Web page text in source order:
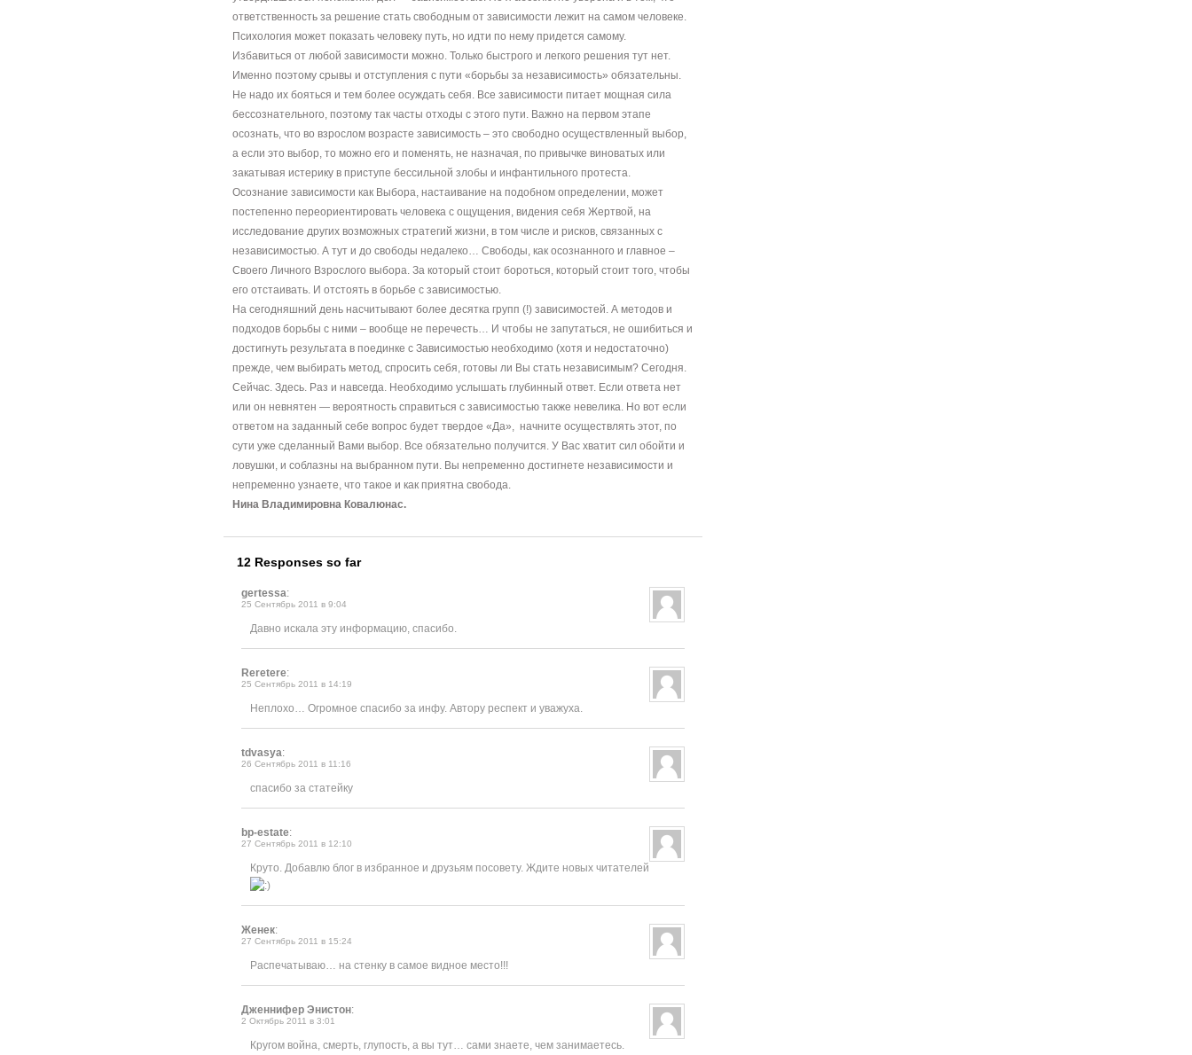
ответственность за решение стать свободным от зависимости лежит на самом человеке.
Психология может показать человеку путь, но идти по нему придется самому.
Избавиться от любой зависимости можно. Только быстрого и легкого решения тут нет.
Именно поэтому срывы и отступления с пути «борьбы за независимость» обязательны.
Не надо их бояться и тем более осуждать себя. Все зависимости питает мощная сила
бессознательного, поэтому так часты отходы с этого пути. Важно на первом этапе
осознать, что во взрослом возрасте зависимость – это свободно осуществленный выбор,
а если это выбор, то можно его и поменять, не назначая, по привычке виноватых или
закатывая истерику в приступе бессильной злобы и инфантильного протеста.
Осознание зависимости как Выбора, настаивание на подобном определении, может
постепенно переориентировать человека с ощущения, видения себя Жертвой, на
исследование других возможных стратегий жизни, в том числе и рисков, связанных с
независимостью. А тут и до свободы недалеко… Свободы, как осознанного и главное –
Своего Личного Взрослого выбора. За который стоит бороться, который стоит того, чтобы
его отстаивать. И отстоять в борьбе с зависимостью.
На сегодняшний день насчитывают более десятка групп (!) зависимостей. А методов и
подходов борьбы с ними – вообще не перечесть… И чтобы не запутаться, не ошибиться и
достигнуть результата в поединке с Зависимостью необходимо (хотя и недостаточно)
прежде, чем выбирать метод, спросить себя, готовы ли Вы стать независимым? Сегодня.
Сейчас. Здесь. Раз и навсегда. Необходимо услышать глубинный ответ. Если ответа нет
или он невнятен — вероятность справиться с зависимостью также невелика. Но вот если
ответом на заданный себе вопрос будет твердое «Да», начните осуществлять этот, по
сути уже сделанный Вами выбор. Все обязательно получится. У Вас хватит сил обойти и
ловушки, и соблазны на выбранном пути. Вы непременно достигнете независимости и
непременно узнаете, что такое и как приятна свобода.
Нина Владимировна Ковалюнас.
12 Responses so far
gertessa:
25 Сентябрь 2011 в 9:04
Давно искала эту информацию, спасибо.
Reretere:
25 Сентябрь 2011 в 14:19
Неплохо… Огромное спасибо за инфу. Автору респект и уважуха.
tdvasya:
26 Сентябрь 2011 в 11:16
спасибо за статейку
bp-estate:
27 Сентябрь 2011 в 12:10
Круто. Добавлю блог в избранное и друзьям посовету. Ждите новых читателей
Женек:
27 Сентябрь 2011 в 15:24
Распечатываю… на стенку в самое видное место!!!
Дженнифер Энистон:
2 Октябрь 2011 в 3:01
Кругом война, смерть, глупость, а вы тут… сами знаете, чем занимаетесь.